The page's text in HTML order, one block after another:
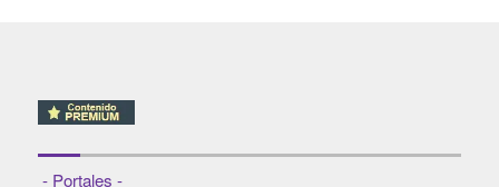
- Portales -